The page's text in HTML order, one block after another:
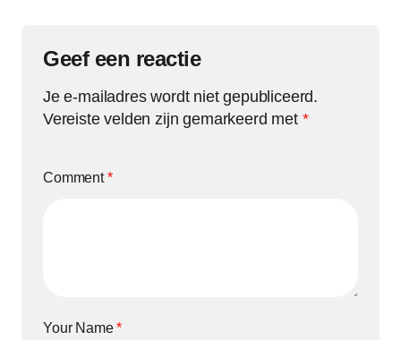
Geef een reactie
Je e-mailadres wordt niet gepubliceerd.
Vereiste velden zijn gemarkeerd met *
Comment*
Your Name*